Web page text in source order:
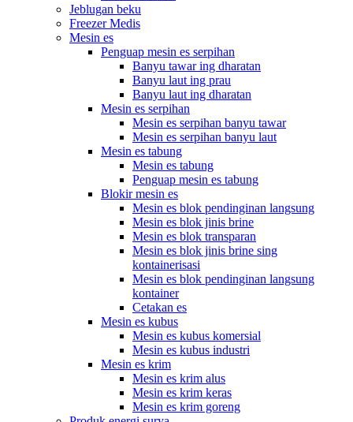
Jeblugan beku
Freezer Medis
Mesin es
Penguap mesin es serpihan
Banyu tawar ing dharatan
Banyu laut ing prau
Banyu laut ing dharatan
Mesin es serpihan
Mesin es serpihan banyu tawar
Mesin es serpihan banyu laut
Mesin es tabung
Mesin es tabung
Penguap mesin es tabung
Blokir mesin es
Mesin es blok pendinginan langsung
Mesin es blok jinis brine
Mesin es blok transparan
Mesin es blok jinis brine sing
kontainerisasi
Mesin es blok pendinginan langsung
kontainer
Cetakan es
Mesin es kubus
Mesin es kubus komersial
Mesin es kubus industri
Mesin es krim
Mesin es krim alus
Mesin es krim keras
Mesin es krim goreng